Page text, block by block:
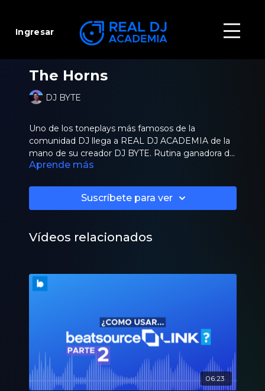
Ingresar
The Horns
DJ BYTE
Uno de los toneplays más famosos de la
comunidad DJ llega a REAL DJ ACADEMIA de la
mano de su creador DJ BYTE. Rutina ganadora de
un campeonato mundial y de dificultad de
Aprende más
Suscríbete para ver
Vídeos relacionados
06:23